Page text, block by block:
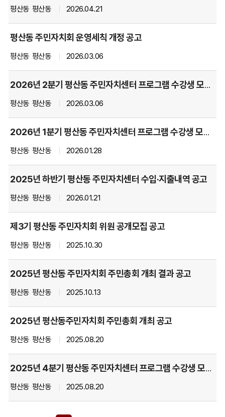
소
시
글
을
번
제
파
일,
담
부
서,
작
자
명,
작
일,
조
회
목
별
순
대
로
평산동 평산동 2026.04.21
평산동 주민자치회 운영세칙 개정 공고
평산동 평산동 2026.03.06
2026년 2분기 평산동 주민자치센터 프로그램 수강생 모집 공고
평산동 평산동 2026.03.06
2026년 1분기 평산동 주민자치센터 프로그램 수강생 모집 공고
평산동 평산동 2026.01.28
2025년 하반기 평산동 주민자치센터 수입·지출내역 공고
평산동 평산동 2026.01.21
제3기 평산동 주민자치회 위원 공개모집 공고
평산동 평산동 2025.10.30
2025년 평산동 주민자치회 주민총회 개최 결과 공고
평산동 평산동 2025.10.13
2025년 평산동주민자치회 주민총회 개최 공고
평산동 평산동 2025.08.20
2025년 4분기 평산동 주민자치센터 프로그램 수강생 모집 공고
평산동 평산동 2025.08.20